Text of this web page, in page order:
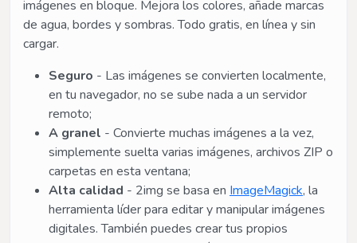
imágenes en bloque. Mejora los colores, añade marcas
de agua, bordes y sombras. Todo gratis, en línea y sin
cargar.
Seguro - Las imágenes se convierten localmente,
en tu navegador, no se sube nada a un servidor
remoto;
A granel - Convierte muchas imágenes a la vez,
simplemente suelta varias imágenes, archivos ZIP o
carpetas en esta ventana;
Alta calidad - 2img se basa en ImageMagick, la
herramienta líder para editar y manipular imágenes
digitales. También puedes crear tus propios